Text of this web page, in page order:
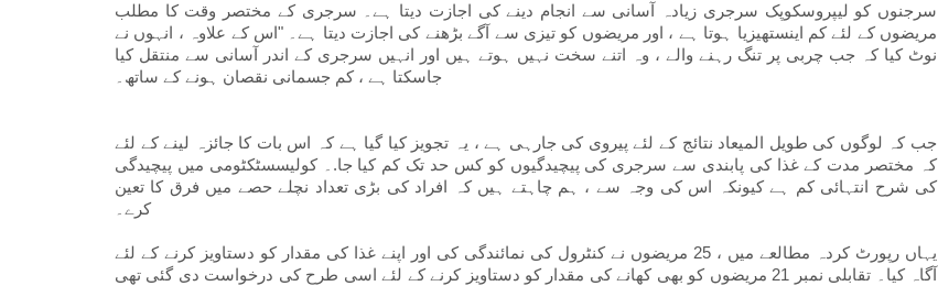
سرجنوں کو لیپروسکوپک سرجری زیادہ آسانی سے انجام دینے کی اجازت دیتا ہے۔ سرجری کے مختصر وقت کا مطلب
مریضوں کے لئے کم اینستھیزیا ہوتا ہے ، اور مریضوں کو تیزی سے آگے بڑھنے کی اجازت دیتا ہے۔ "اس کے علاوہ ، انہوں نے
نوٹ کیا کہ جب چربی پر تنگ رہنے والے ، وہ اتنے سخت نہیں ہوتے ہیں اور انہیں سرجری کے اندر آسانی سے منتقل کیا
جاسکتا ہے ، کم جسمانی نقصان ہونے کے ساتھ۔
جب کہ لوگوں کی طویل المیعاد نتائج کے لئے پیروی کی جارہی ہے ، یہ تجویز کیا گیا ہے کہ اس بات کا جائزہ لینے کے لئے
کہ مختصر مدت کے غذا کی پابندی سے سرجری کی پیچیدگیوں کو کس حد تک کم کیا جا.۔ کولیسسٹکٹومی میں پیچیدگی
کی شرح انتہائی کم ہے کیونکہ اس کی وجہ سے ، ہم چاہتے ہیں کہ افراد کی بڑی تعداد نچلے حصے میں فرق کا تعین
کرے۔
یہاں رپورٹ کردہ مطالعے میں ، 25 مریضوں نے کنٹرول کی نمائندگی کی اور اپنے غذا کی مقدار کو دستاویز کرنے کے لئے
آگاہ کیا۔ تقابلی نمبر 21 مریضوں کو بھی کھانے کی مقدار کو دستاویز کرنے کے لئے اسی طرح کی درخواست دی گئی تھی